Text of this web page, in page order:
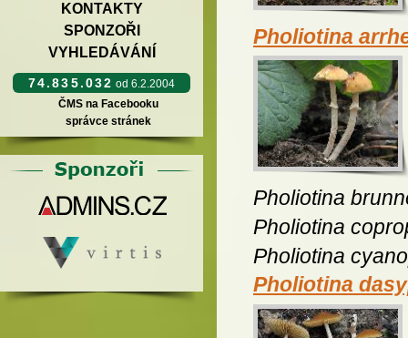
KONTAKTY
SPONZOŘI
VYHLEDÁVÁNÍ
74.835.032 od 6.2.2004
ČMS na Facebooku
správce stránek
Pholiotina
Pholiotina
Pholiotina
Pholiotina
Pholiotina